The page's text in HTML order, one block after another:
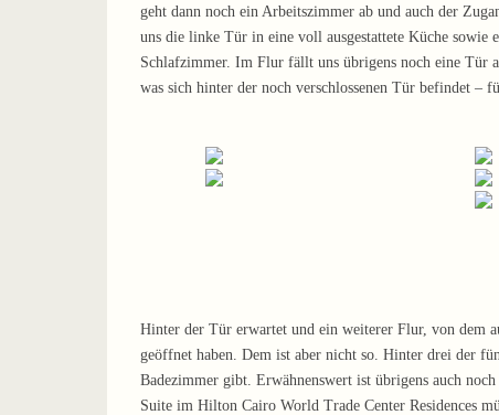
geht dann noch ein Arbeitszimmer ab und auch der
uns die linke Tür in eine voll ausgestattete Küche sowie
Schlafzimmer. Im Flur fällt uns übrigens noch eine Tür
was sich hinter der noch verschlossenen Tür befindet –
Hinter der Tür erwartet und ein weiterer Flur, von dem
geöffnet haben. Dem ist aber nicht so. Hinter drei der
Badezimmer gibt. Erwähnenswert ist übrigens auch
Suite im Hilton Cairo World Trade Center Residences